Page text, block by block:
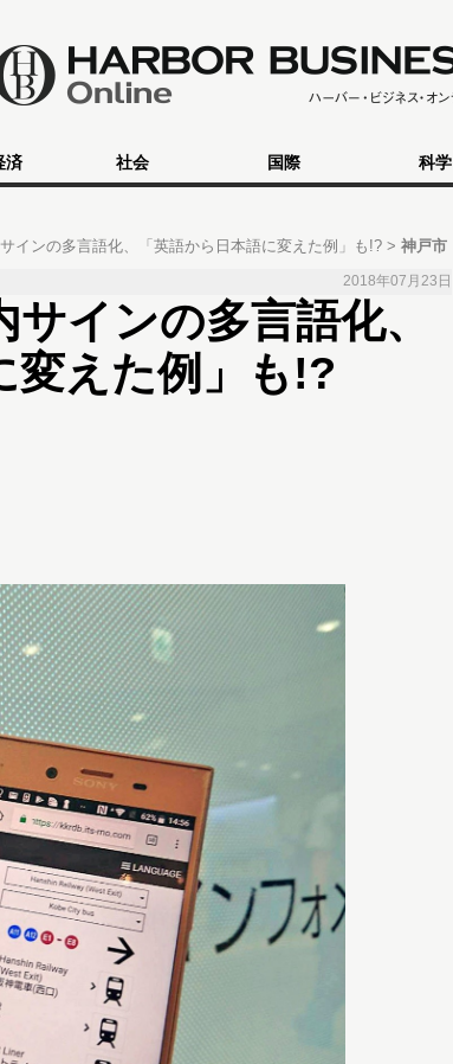
済 社会 国際 科学
インの多言語化、「英語から日本語に変えた例」も!? 神戸市
2018年07月23日
インの多言語化、
変えた例」も!?